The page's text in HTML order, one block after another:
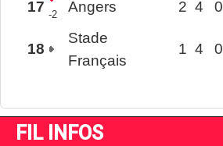
17 -2 Angers 2 4 0
18
Stade
Français
1 4 0
FIL INFOS